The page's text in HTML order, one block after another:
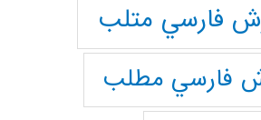
فارسي متلب
فارسي مطلب